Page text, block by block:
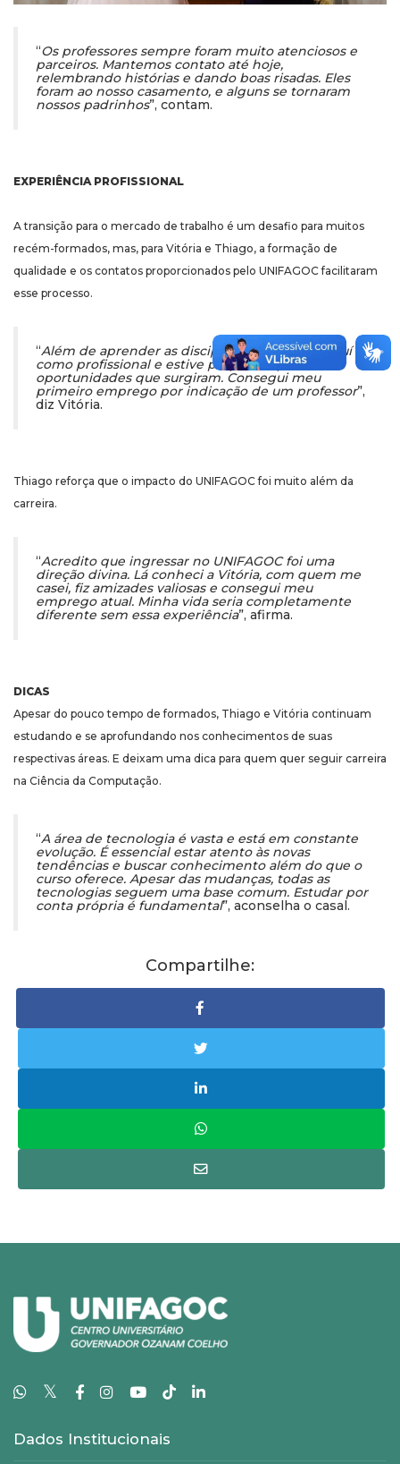
“Os professores sempre foram muito atenciosos e
parceiros. Mantemos contato até hoje,
relembrando histórias e dando boas risadas. Eles
foram ao nosso casamento, e alguns se tornaram
nossos padrinhos”, contam.
EXPERIÊNCIA PROFISSIONAL
A transição para o mercado de trabalho é um desafio para muitos
recém-formados, mas, para Vitória e Thiago, a formação de
qualidade e os contatos proporcionados pelo UNIFAGOC facilitaram
esse processo.
“Além de aprender as disciplinas do curso, evoluí
como profissional e estive preparada para as
oportunidades que surgiram. Consegui meu
primeiro emprego por indicação de um professor”,
diz Vitória.
Thiago reforça que o impacto do UNIFAGOC foi muito além da
carreira.
“Acredito que ingressar no UNIFAGOC foi uma
direção divina. Lá conheci a Vitória, com quem me
casei, fiz amizades valiosas e consegui meu
emprego atual. Minha vida seria completamente
diferente sem essa experiência”, afirma.
DICAS
Apesar do pouco tempo de formados, Thiago e Vitória continuam
estudando e se aprofundando nos conhecimentos de suas
respectivas áreas. E deixam uma dica para quem quer seguir carreira
na Ciência da Computação.
“A área de tecnologia é vasta e está em constante
evolução. É essencial estar atento às novas
tendências e buscar conhecimento além do que o
curso oferece. Apesar das mudanças, todas as
tecnologias seguem uma base comum. Estudar por
conta própria é fundamental”, aconselha o casal.
Compartilhe:
𝕏
Dados Institucionais